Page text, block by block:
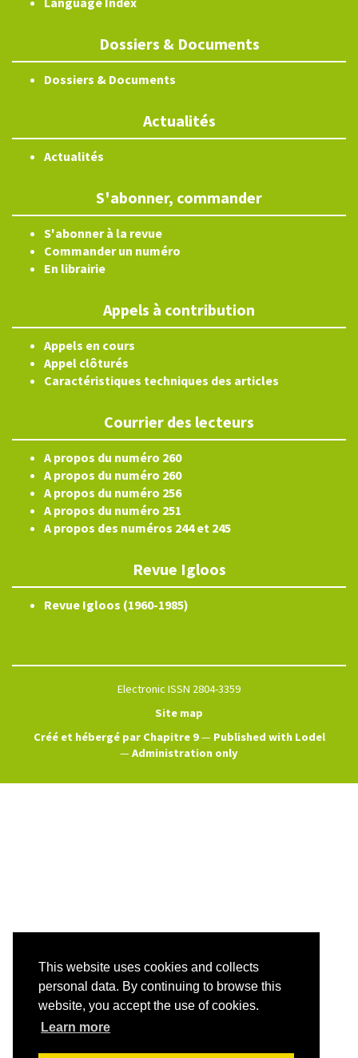
This website uses cookies and collects
personal data. By continuing to browse this
website, you accept the use of cookies.
Learn more
Dossiers & Documents
Dossiers & Documents
Actualités
Actualités
S'abonner, commander
S'abonner à la revue
Commander un numéro
En librairie
Appels à contribution
Appels en cours
Appel clôturés
Caractéristiques techniques des articles
Courrier des lecteurs
A propos du numéro 260
A propos du numéro 260
A propos du numéro 256
A propos du numéro 251
A propos des numéros 244 et 245
Revue Igloos
Revue Igloos (1960-1985)
Electronic ISSN 2804-3359
Site map
Créé et hébergé par Chapitre 9— Published with Lodel
— Administration only